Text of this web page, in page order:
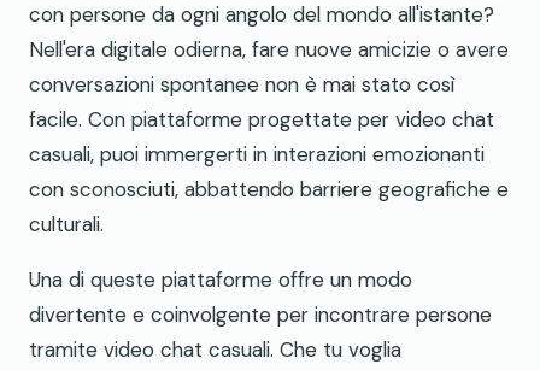
con persone da ogni angolo del mondo all'istante?
Nell'era digitale odierna, fare nuove amicizie o avere
conversazioni spontanee non è mai stato così
facile. Con piattaforme progettate per video chat
casuali, puoi immergerti in interazioni emozionanti
con sconosciuti, abbattendo barriere geografiche e
culturali.
Una di queste piattaforme offre un modo
divertente e coinvolgente per incontrare persone
tramite video chat casuali. Che tu voglia